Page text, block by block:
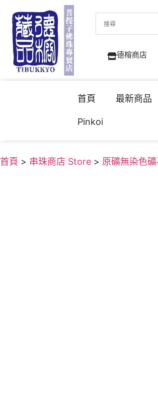
德榕商店
首頁 最新商品
Pinkoi
首頁 > 串珠商店 Store > 原礦無染色礦